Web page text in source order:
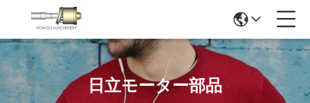
日立モーター部品